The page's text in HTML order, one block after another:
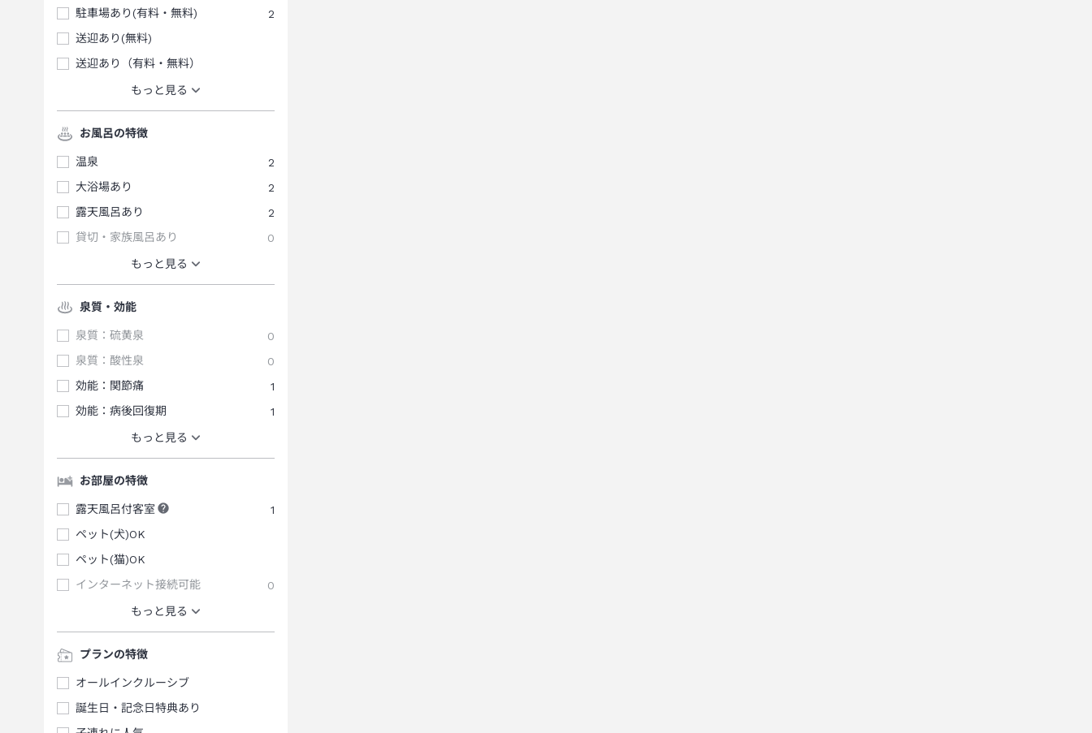
駐車場あり(有料・無料)
2
送迎あり(無料)
送迎あり（有料・無料）
もっと見る
お風呂の特徴
温泉
2
大浴場あり
2
露天風呂あり
2
貸切・家族風呂あり
0
もっと見る
泉質・効能
泉質：硫黄泉
0
泉質：酸性泉
0
効能：関節痛
1
効能：病後回復期
1
もっと見る
お部屋の特徴
露天風呂付客室
1
ペット(犬)OK
ペット(猫)OK
インターネット接続可能
0
もっと見る
プランの特徴
オールインクルーシブ
誕生日・記念日特典あり